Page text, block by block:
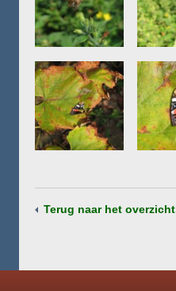
Terug naar het overzicht